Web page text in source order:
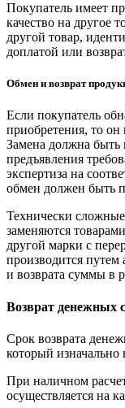
Покупатель имеет
качество на другое
другой товар,
доплатой или
Обмен и возврат
Если покупатель
приобретения, то он
Замена должна быть
предъявления
экспертиза на
обмен должен быть
Технически
заменяются
другой марки с
производится
и возврата суммы в
Возврат денежных
Срок возврата
который изначально
При наличном
осуществляется на